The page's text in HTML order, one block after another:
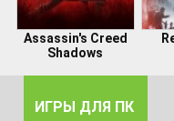
Assassin's Creed
Shadows
ИГРЫ ДЛЯ ПК